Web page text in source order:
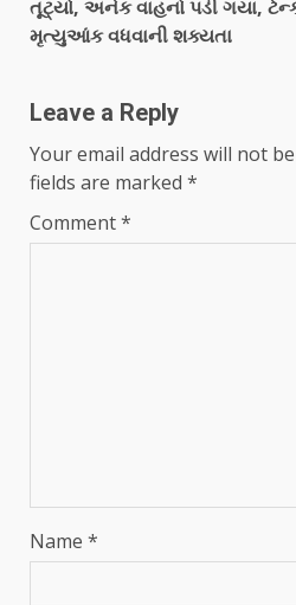
તૂટ્યો, અનેક વાહનો પડી ગયા,
મૃત્યુઆંક વધવાની શક્યતા
Leave a Reply
Your email address will not
fields are marked *
Comment*
Name *